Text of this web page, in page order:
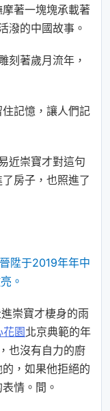
著一塊塊承載著
潑的中國故事。
刻著歲月流年，
記憶，讓人們記
近崇寶才對這句
房子，也照進了
陞于2019年年中
。
崇寶才棲身的雨
花園北京典範的年
也沒有自力的廚
，如果他拒絕的
情。間。